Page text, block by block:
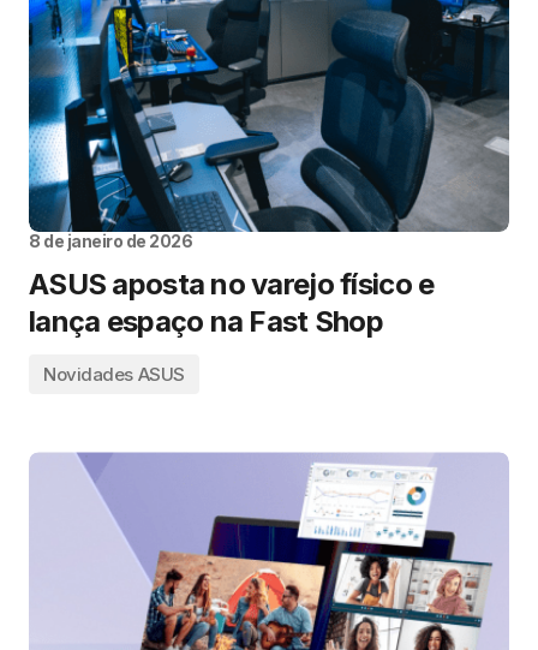
8 de janeiro de 2026
ASUS aposta no varejo físico e
lança espaço na Fast Shop
Novidades ASUS